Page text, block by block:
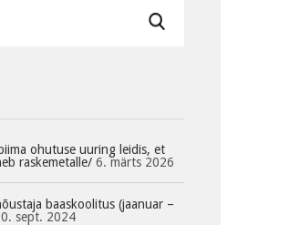
ohutuse uuring leidis, et
raskemetalle/ 6. märts 2026
baaskoolitus (jaanuar –
sept. 2024